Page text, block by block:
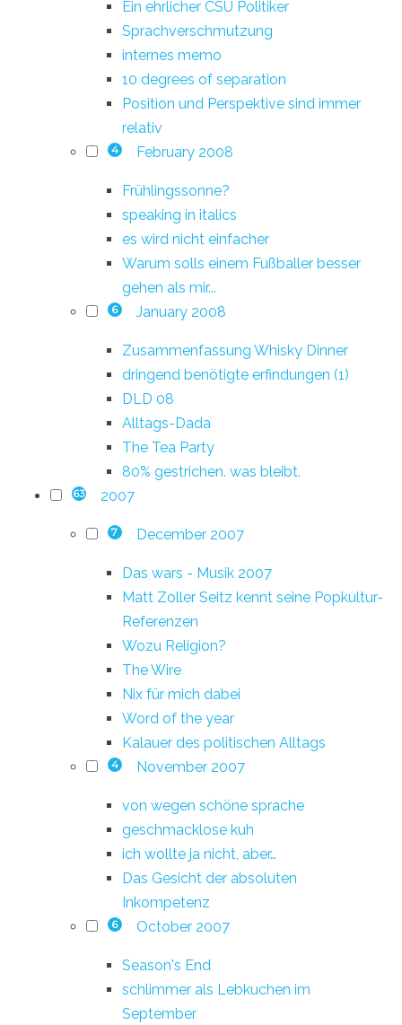
Ein ehrlicher CSU Politiker
Sprachverschmutzung
internes memo
10 degrees of separation
Position und Perspektive sind immer
relativ
4 February 2008
Frühlingssonne?
speaking in italics
es wird nicht einfacher
Warum solls einem Fußballer besser
gehen als mir...
6 January 2008
Zusammenfassung Whisky Dinner
dringend benötigte erfindungen (1)
DLD 08
Alltags-Dada
The Tea Party
80% gestrichen. was bleibt.
63 2007
7 December 2007
Das wars - Musik 2007
Matt Zoller Seitz kennt seine Popkultur-
Referenzen
Wozu Religion?
The Wire
Nix für mich dabei
Word of the year
Kalauer des politischen Alltags
4 November 2007
von wegen schöne sprache
geschmacklose kuh
ich wollte ja nicht, aber…
Das Gesicht der absoluten
Inkompetenz
6 October 2007
Season's End
schlimmer als Lebkuchen im
September